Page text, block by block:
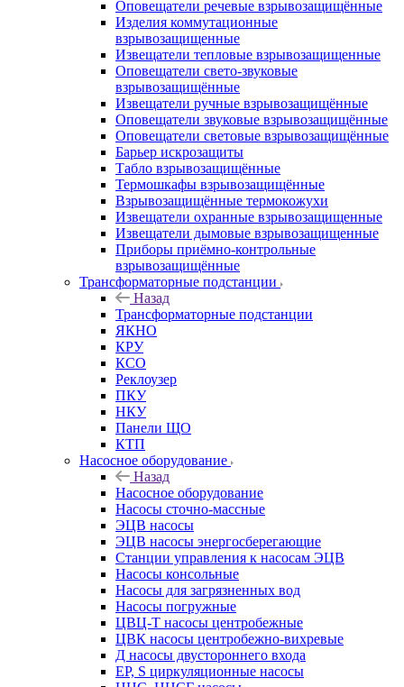
Оповещатели речевые взрывозащищённые
Изделия коммутационные
взрывозащищенные
Извещатели тепловые взрывозащищенные
Оповещатели свето-звуковые
взрывозащищённые
Извещатели ручные взрывозащищённые
Оповещатели звуковые взрывозащищённые
Оповещатели световые взрывозащищённые
Барьер искрозащиты
Табло взрывозащищённые
Термошкафы взрывозащищённые
Взрывозащищённые термокожухи
Извещатели охранные взрывозащищенные
Извещатели дымовые взрывозащищенные
Приборы приёмно-контрольные
взрывозащищённые
Трансформаторные подстанции
Назад
Трансформаторные подстанции
ЯКНО
КРУ
КСО
Реклоузер
ПКУ
НКУ
Панели ЩО
КТП
Насосное оборудование
Назад
Насосное оборудование
Насосы сточно-массные
ЭЦВ насосы
ЭЦВ насосы энергосберегающие
Станции управления к насосам ЭЦВ
Насосы консольные
Насосы для загрязненных вод
Насосы погружные
ЦВЦ-Т насосы центробежные
ЦВК насосы центробежно-вихревые
Д насосы двустороннего входа
EP, S циркуляционные насосы